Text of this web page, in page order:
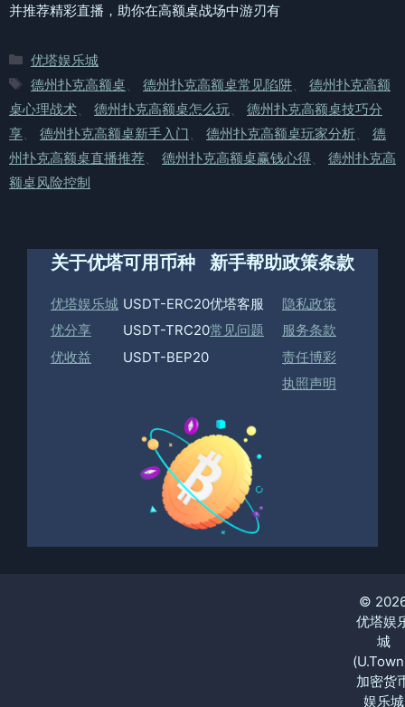
并推荐精彩直播，助你在高额桌战场中游刃有
分
类
优塔娱乐城
标
签
德州扑克高额桌 德州扑克高额桌常见陷阱
德州扑克高额
桌心理战术
德州扑克高额桌怎么玩
德州扑克高额桌技巧分
享
德州扑克高额桌新手入门 德州扑克高额桌玩家分析
德
州扑克高额桌直播推荐
德州扑克高额桌赢钱心得
德州扑克高
额桌风险控制
关于优塔
优塔娱乐城
优分享
优收益
可用币种
USDT-ERC20
USDT-TRC20
USDT-BEP20
新手帮助
优塔客服
常见问题
政策条款
隐私政策
服务条款
责任博彩
执照声明
©
优塔娱
城
加密货
娱乐城